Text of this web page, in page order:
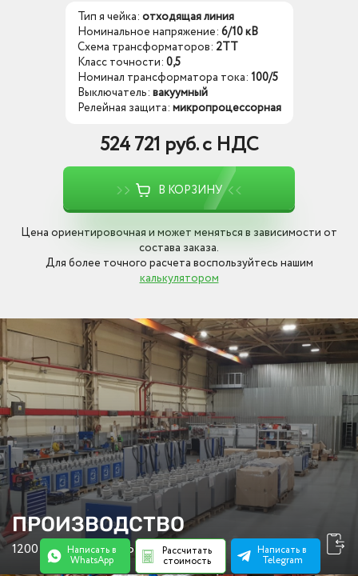
Написать в
WhatsApp
Рассчитать
стоимость
Написать в
Telegram
Тип я чейка: отходящая линия
Номинальное напряжение: 6/10 кВ
Схема трансформаторов: 2ТТ
Класс точности: 0,5
Номинал трансформатора тока: 100/5
Выключатель: вакуумный
Релейная защита: микропроцессорная
524 721 руб. с НДС
В КОРЗИНУ
Цена ориентировочная и может меняться в зависимости от
состава заказа.
Для более точного расчета воспользуйтесь нашим
калькулятором
ПРОИЗВОДСТВО
1200 М2 ПЛОЩАДЬ ЦЕХА